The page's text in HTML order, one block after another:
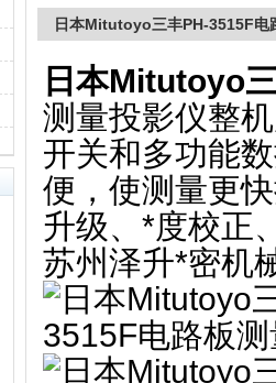
日本Mitutoyo三丰PH-3515F电
日本Mitutoyo
测量投影仪整
开关和多功能
便，使测量更
升级、*度校正
苏州泽升*密机